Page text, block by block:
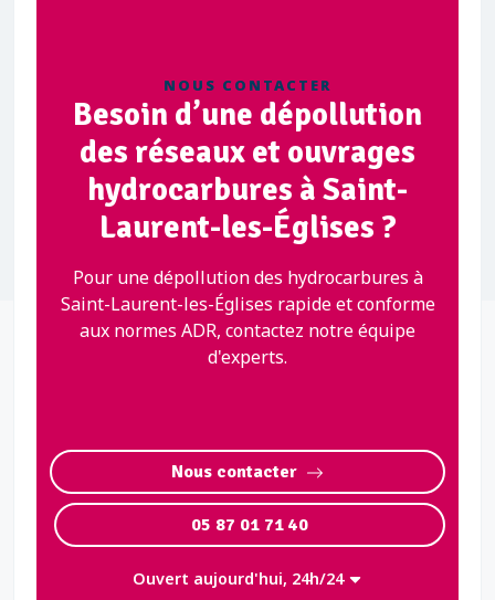
NOUS CONTACTER
Besoin d’une dépollution
des réseaux et ouvrages
hydrocarbures à Saint-
Laurent-les-Églises ?
Pour une dépollution des hydrocarbures à
Saint-Laurent-les-Églises rapide et conforme
aux normes ADR, contactez notre équipe
d'experts.
Nous contacter
05 87 01 71 40
Ouvert aujourd'hui, 24h/24